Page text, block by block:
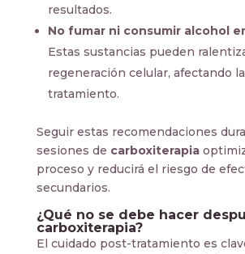
resultados.
No fumar ni consumir alcohol
Estas sustancias pueden
regeneración celular, afectando
tratamiento.
Seguir estas recomendaciones
sesiones de carboxiterapia
proceso y reducirá el riesgo de
secundarios.
¿Qué no se debe hacer
carboxiterapia?
El cuidado post-tratamiento es